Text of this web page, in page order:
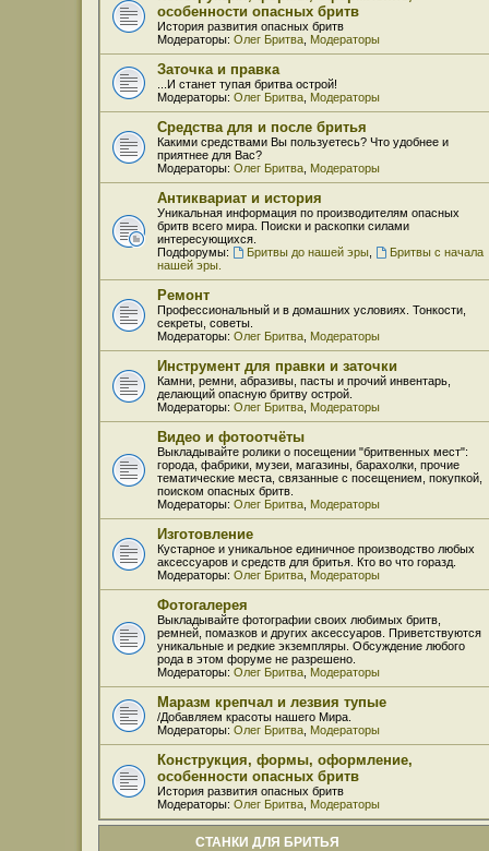
особенности опасных бритв
История развития опасных бритв
Модераторы: Олег Бритва Модераторы
Заточка и правка
...И станет тупая бритва острой!
Модераторы: Олег Бритва Модераторы
Средства для и после бритья
Какими средствами Вы пользуетесь? Что удобнее и
приятнее для Вас?
Модераторы: Олег Бритва Модераторы
Антиквариат и история
Уникальная информация по производителям опасных
бритв всего мира. Поиски и раскопки силами
интересующихся.
Подфорумы:
Бритвы до нашей эры,
Бритвы с начала
нашей эры.
Ремонт
Профессиональный и в домашних условиях. Тонкости,
секреты, советы.
Модераторы: Олег Бритва Модераторы
Инструмент для правки и заточки
Камни, ремни, абразивы, пасты и прочий инвентарь,
делающий опасную бритву острой.
Модераторы: Олег Бритва Модераторы
Видео и фотоотчёты
Выкладывайте ролики о посещении "бритвенных мест":
города, фабрики, музеи, магазины, барахолки, прочие
тематические места, связанные с посещением, покупкой,
поиском опасных бритв.
Модераторы: Олег Бритва Модераторы
Изготовление
Кустарное и уникальное единичное производство любых
аксессуаров и средств для бритья. Кто во что горазд.
Модераторы: Олег Бритва Модераторы
Фотогалерея
Выкладывайте фотографии своих любимых бритв,
ремней, помазков и других аксессуаров. Приветствуются
уникальные и редкие экземпляры. Обсуждение любого
рода в этом форуме не разрешено.
Модераторы: Олег Бритва Модераторы
Маразм крепчал и лезвия тупые
/Добавляем красоты нашего Мира.
Модераторы: Олег Бритва Модераторы
Конструкция, формы, оформление,
особенности опасных бритв
История развития опасных бритв
Модераторы: Олег Бритва Модераторы
СТАНКИ ДЛЯ БРИТЬЯ